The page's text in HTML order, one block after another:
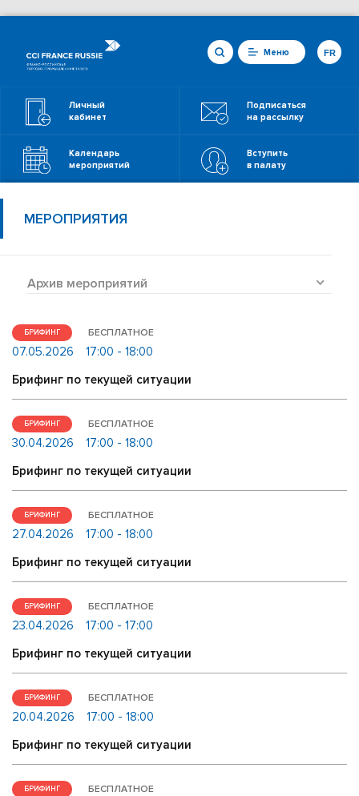
Меню
Личный
кабинет
Подписаться
на рассылку
Календарь
мероприятий
Вступить
в палату
FR
МЕРОПРИЯТИЯ
Архив мероприятий
БРИФИНГ БЕСПЛАТНОЕ
07.05.2026
17:00 - 18:00
Брифинг по текущей ситуации
БРИФИНГ БЕСПЛАТНОЕ
30.04.2026
17:00 - 18:00
Брифинг по текущей ситуации
БРИФИНГ БЕСПЛАТНОЕ
27.04.2026
17:00 - 18:00
Брифинг по текущей ситуации
БРИФИНГ БЕСПЛАТНОЕ
23.04.2026
17:00 - 17:00
Брифинг по текущей ситуации
БРИФИНГ БЕСПЛАТНОЕ
20.04.2026
17:00 - 18:00
Брифинг по текущей ситуации
БРИФИНГ БЕСПЛАТНОЕ